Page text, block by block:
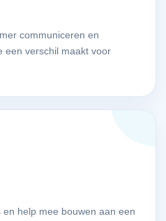
communiceren en
een verschil maakt voor
en help mee bouwen aan een